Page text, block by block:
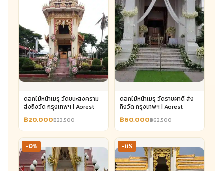
ดอกไม้หน้าเมรุ วัดชนะสงคราม
ส่งถึงวัด กรุงเทพฯ | Aorest
฿20,000฿23,500
ดอกไม้หน้าเมรุ วัดราชผาติ ส่ง
ถึงวัด กรุงเทพฯ | Aorest
฿60,000฿62,500
-13% -11%